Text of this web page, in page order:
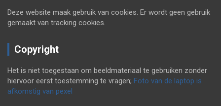
Deze website maak gebruik van cookies. Er wordt geen gebruik
gemaakt van tracking cookies.
Copyright
Het is niet toegestaan om beeldmateriaal te gebruiken zonder
hiervoor eerst toestemming te vragen; Foto van de laptop is
afkomstig van pexel